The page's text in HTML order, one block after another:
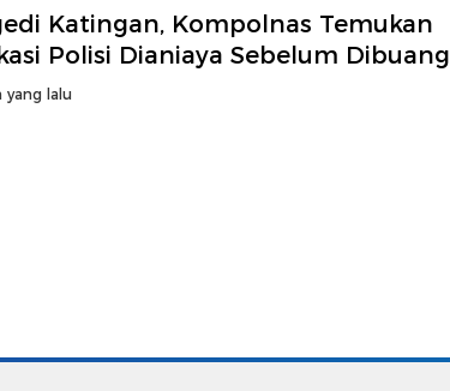
Katingan, Kompolnas Temukan
Polisi Dianiaya Sebelum Dibuang
yang lalu